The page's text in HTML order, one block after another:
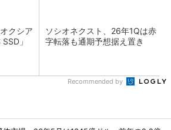
クシア
」
ソシオネクスト、26年1Qは赤
字転落も通期予想据え置き
Recommended by